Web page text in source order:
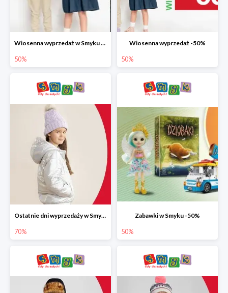
Wiosenna wyprzedaż w Smyku do -50%
50%
Wiosenna wyprzedaż -50%
50%
Ostatnie dni wyprzedaży w Smyku do -70%
70%
Zabawki w Smyku -50%
50%